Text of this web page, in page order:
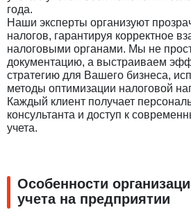
года.
Наши эксперты организуют
налогов, гарантируя корректное
налоговыми органами. Мы не
документацию, а выстраиваем
стратегию для Вашего бизнеса,
методы оптимизации налоговой
Каждый клиент получает
консультанта и доступ к
учета.
Особенности
учета на предприятии